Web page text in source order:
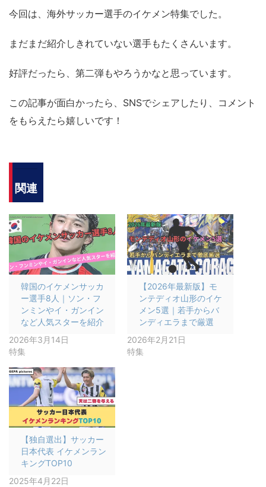
今回は、海外サッカー選手のイケメン特集でした。
まだまだ紹介しきれていない選手もたくさんいます。
好評だったら、第二弾もやろうかなと思っています。
この記事が面白かったら、SNSでシェアしたり、コメント
をもらえたら嬉しいです！
関連
韓国のイケメンサッカ
ー選手8人｜ソン・フ
ンミンやイ・ガンイン
など人気スターを紹介
2026年3月14日
特集
【2026年最新版】モ
ンテディオ山形のイケ
メン5選｜若手からバ
ンディエラまで厳選
2026年2月21日
特集
【独自選出】サッカー
日本代表 イケメンラン
キングTOP10
2025年4月22日